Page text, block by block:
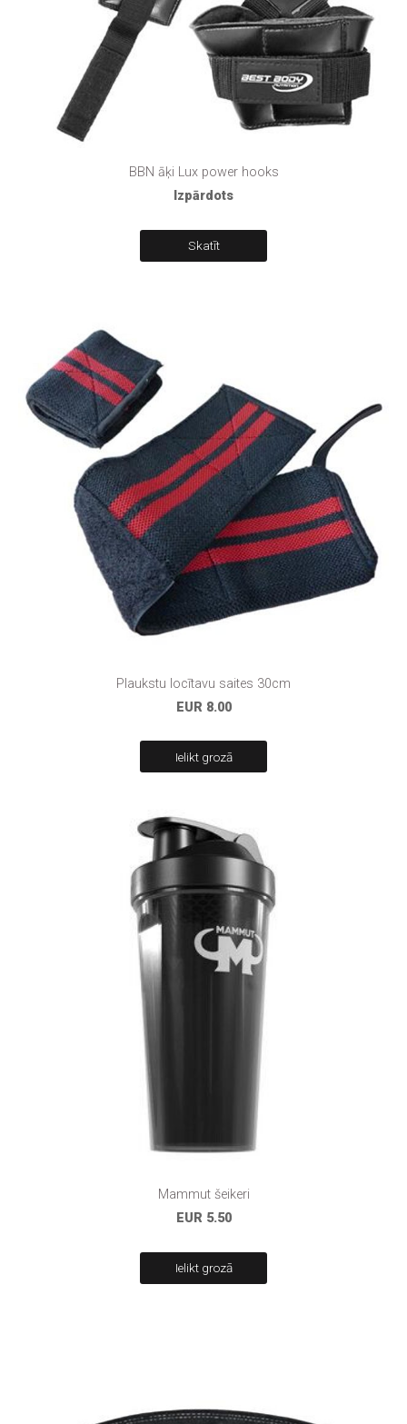
BBN āķi Lux power hooks
Izpārdots
Skatīt
Plaukstu locītavu saites 30cm
EUR 8.00
Ielikt grozā
Mammut šeikeri
EUR 5.50
Ielikt grozā